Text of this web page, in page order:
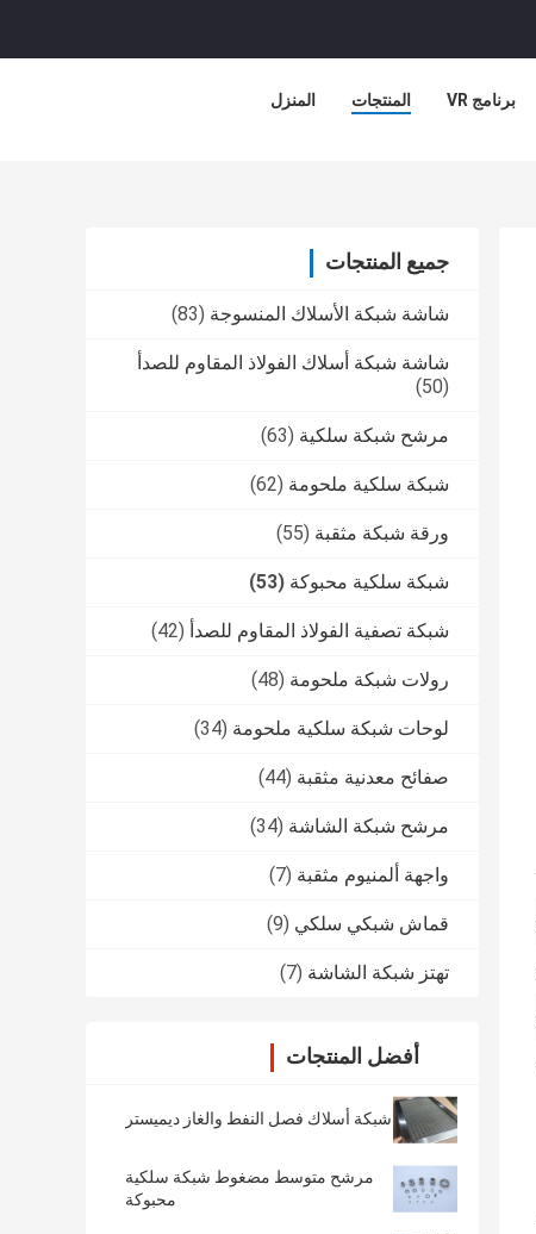
المنزل المنتجات برنامج VR
جميع المنتجات
شاشة شبكة الأسلاك المنسوجة (83)
شاشة شبكة أسلاك الفولاذ المقاوم للصدأ
(50)
مرشح شبكة سلكية (63)
شبكة سلكية ملحومة (62)
ورقة شبكة مثقبة (55)
شبكة سلكية محبوكة (53)
شبكة تصفية الفولاذ المقاوم للصدأ (42)
رولات شبكة ملحومة (48)
لوحات شبكة سلكية ملحومة (34)
صفائح معدنية مثقبة (44)
مرشح شبكة الشاشة (34)
واجهة ألمنيوم مثقبة (7)
قماش شبكي سلكي (9)
تهتز شبكة الشاشة (7)
أفضل المنتجات
شبكة أسلاك فصل النفط والغاز ديميستر
مرشح متوسط ​​مضغوط شبكة سلكية
محبوكة